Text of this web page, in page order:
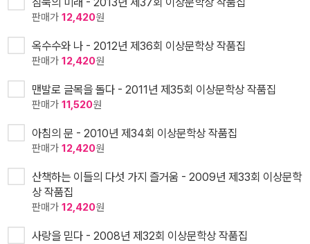
판매가 12,420원
옥수수와 나 - 2012년 제36회 이상문학상 작품집
판매가 12,420원
맨발로 글목을 돌다 - 2011년 제35회 이상문학상 작품집
판매가 11,520원
아침의 문 - 2010년 제34회 이상문학상 작품집
판매가 12,420원
산책하는 이들의 다섯 가지 즐거움 - 2009년 제33회 이상문학
상 작품집
판매가 12,420원
사랑을 믿다 - 2008년 제32회 이상문학상 작품집